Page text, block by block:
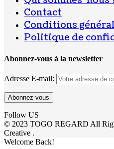
Contact
Conditions
Politique de
Abonnez-vous à la newsletter
Adresse E-mail:
Follow US
© 2023 TOGO REGARD All
Creative .
Welcome Back!